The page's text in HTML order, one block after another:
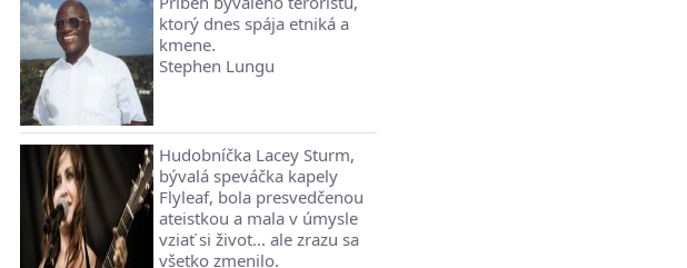
ktorý dnes spája etniká a
kmene.
Stephen Lungu
Hudobníčka Lacey Sturm,
bývalá speváčka kapely
Flyleaf, bola presvedčenou
ateistkou a mala v úmysle
vziať si život... ale zrazu sa
všetko zmenilo.